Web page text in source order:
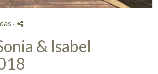
·
& Isabel